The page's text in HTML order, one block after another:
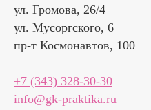
ул. Громова, 26/4
ул. Мусоргского, 6
пр-т Космонавтов, 100
+7 (343) 328-30-30
info@gk-praktika.ru